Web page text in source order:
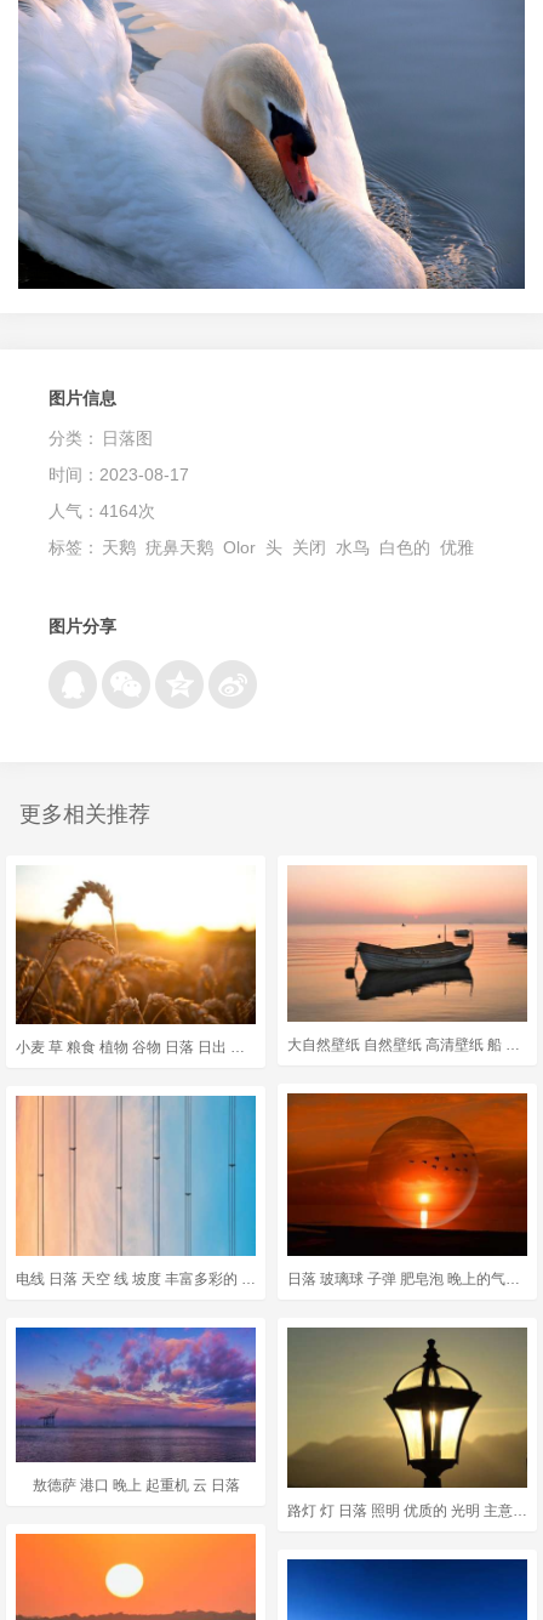
图片信息
分类：
日落图
时间：2023-08-17
人气：4164次
标签： 天鹅 疣鼻天鹅 Olor 头 关闭 水鸟 白色的 优雅
图片分享
更多相关推荐
小麦 草 粮食 植物 谷物 日落 日出 阳光 棕色的阳光
电线 日落 天空 线 坡度 丰富多彩的 图案 黄昏 极简主义
敖德萨 港口 晚上 起重机 云 日落
大自然壁纸 自然壁纸 高清壁纸 船 巴可 水 海 自然 景观
日落 玻璃球 子弹 肥皂泡 晚上的气氛 北海 余辉